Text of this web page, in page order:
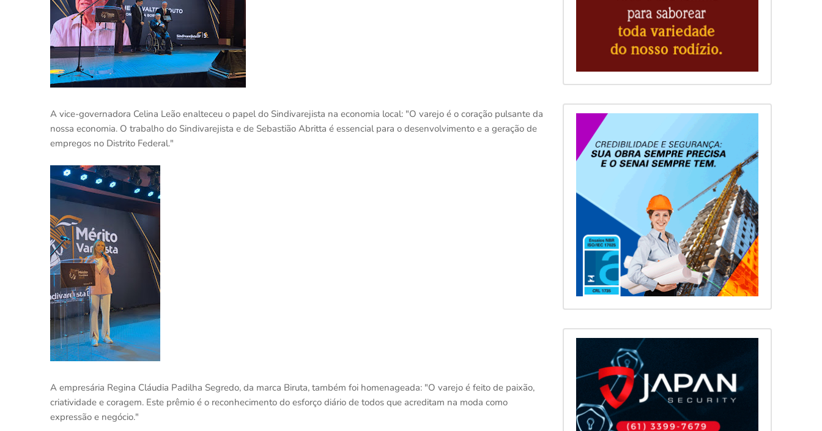
A vice-governadora Celina Leão enalteceu o papel do Sindivarejista na economia local: "O varejo é o coração pulsante da
nossa economia. O trabalho do Sindivarejista e de Sebastião Abritta é essencial para o desenvolvimento e a geração de
empregos no Distrito Federal."
A empresária Regina Cláudia Padilha Segredo, da marca Biruta, também foi homenageada: "O varejo é feito de paixão,
criatividade e coragem. Este prêmio é o reconhecimento do esforço diário de todos que acreditam na moda como
expressão e negócio."